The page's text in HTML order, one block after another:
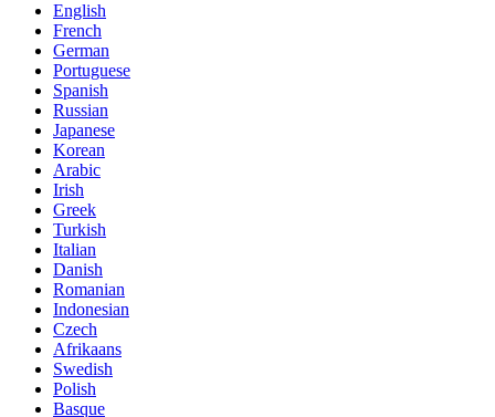
English
French
German
Portuguese
Spanish
Russian
Japanese
Korean
Arabic
Irish
Greek
Turkish
Italian
Danish
Romanian
Indonesian
Czech
Afrikaans
Swedish
Polish
Basque